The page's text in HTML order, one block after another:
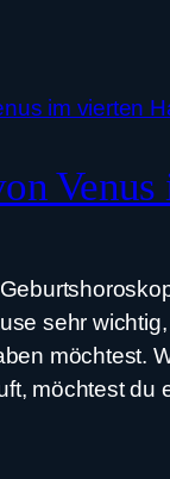
sehr
möchtest.
möchtest du